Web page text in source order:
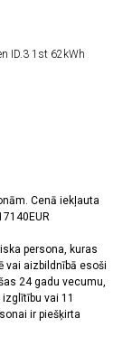
ID.3 1st 62kWh
Cenā iekļauta
persona, kuras
vai aizbildnībā esoši
24 gadu vecumu,
vai 11
ir piešķirta